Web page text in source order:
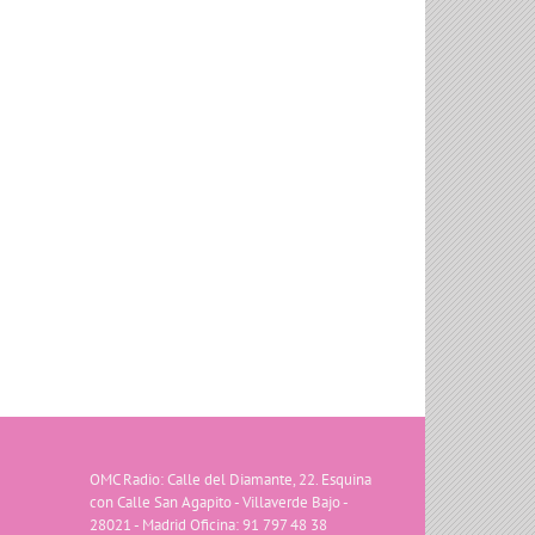
Con Mayor Voz: Violencia de Género
OMC Radio: Calle del Diamante, 22. Esquina
con Calle San Agapito - Villaverde Bajo -
28021 - Madrid Oficina: 91 797 48 38